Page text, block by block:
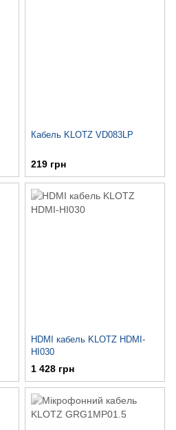
Кабель KLOTZ VD083LP
219 грн
HDMI кабель KLOTZ HDMI-
HI030
1 428 грн